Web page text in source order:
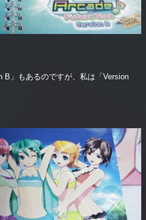
B」もあるのですが、私は「Version